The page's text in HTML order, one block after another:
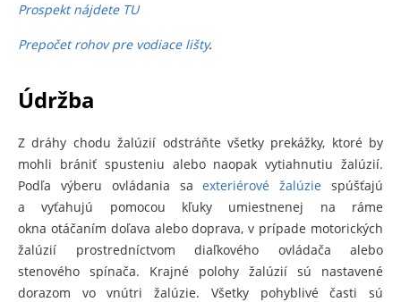
Prospekt nájdete TU
Prepočet rohov pre vodiace lišty.
Údržba
Z dráhy chodu žalúzií odstráňte všetky prekážky, ktoré by
mohli brániť spusteniu alebo naopak vytiahnutiu žalúzií.
Podľa výberu ovládania saexteriérové žalúzie spúšťajú
a vyťahujú pomocou kľuky umiestnenej na ráme
okna otáčaním doľava alebo doprava, v prípade motorických
žalúzií prostredníctvom diaľkového ovládača alebo
stenového spínača. Krajné polohy žalúzií sú nastavené
dorazom vo vnútri žalúzie. Všetky pohyblivé časti sú